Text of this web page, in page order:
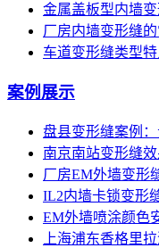
金属盖板型内墙
厂房内墙变形缝
车道变形缝类型
案例展示
盘县变形缝案例
南京南站变形缝效
厂房EM外墙变形
IL2内墙卡锁变形
EM外墙喷涂颜色
上海浦东香格里